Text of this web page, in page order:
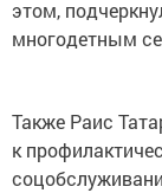
этом,
многодетным
Также Раис
к